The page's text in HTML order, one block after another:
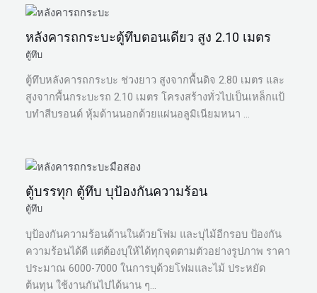
หลังคารถกระบะตู้ทึบตอนเดียว สูง 2.10 เมตร
ตู้ทึบ
ตู้ทึบหลังคารถกระบะ ช่วงยาว สูงจากพื้นดิจ 2.80 เมตร และ
สูงจากพื้นกระบะรถ 2.10 เมตร โครงสร้างทั่วไปเป็นเหล็กแป้
บทำสีบรอนด์ หุ้มด้านนอกด้วยแผ่นอลูมิเนียมหนา …
ตู้บรรทุก ตู้ทึบ บุป้องกันความร้อน
ตู้ทึบ
บุป้องกันความร้อนด้านในด้วยโฟม และบุไม้อีกรอบ ป้องกัน
ความร้อนได้ดี แต่ต้องบุให้ได้ทุกจุดตามตัวอย่างรูปภาพ ราคา
ประมาณ 6000-7000 ในการบุด้วยโฟมและไม้ ประหยัด
ต้นทุน ใช้งานกันไปได้นาน ๆ…